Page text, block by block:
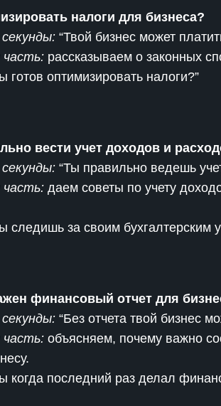
налоги для бизнеса?
“Твой бизнес может
часть: рассказываем о законных
готов оптимизировать налоги?”
вести учет доходов и
“Ты правильно ведешь
часть: даем советы по учету
следишь за своим бухгалтерским
финансовый отчет для
“Без отчета твой бизнес
часть: объясняем, почему важно
когда последний раз делал